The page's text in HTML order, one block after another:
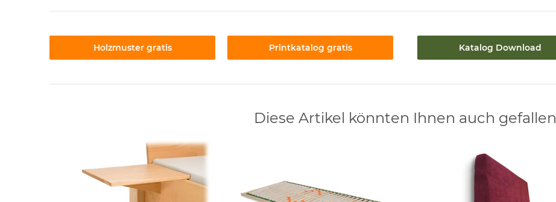
Holzmuster gratis Printkatalog gratis Katalog Download
Diese Artikel könnten Ihnen auch gefallen